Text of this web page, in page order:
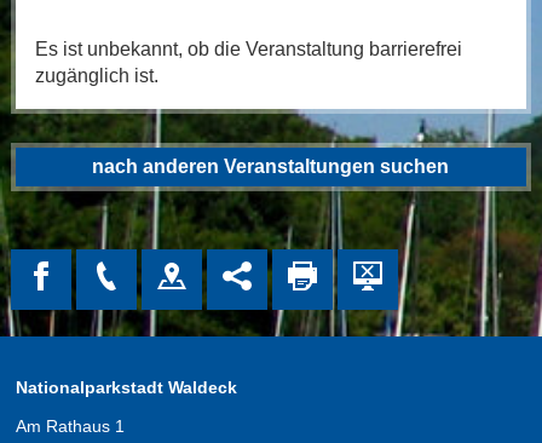
nach anderen Veranstaltungen suchen
Es ist unbekannt, ob die Veranstaltung barrierefrei
zugänglich ist.
Nationalparkstadt Waldeck
Am Rathaus 1